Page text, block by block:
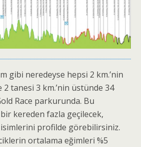
gibi neredeyse hepsi 2 km.’nin
2 tanesi 3 km.’nin üstünde 34
Race parkurunda. Bu
kereden fazla geçilecek,
profilde görebilirsiniz.
ortalama eğimleri %5